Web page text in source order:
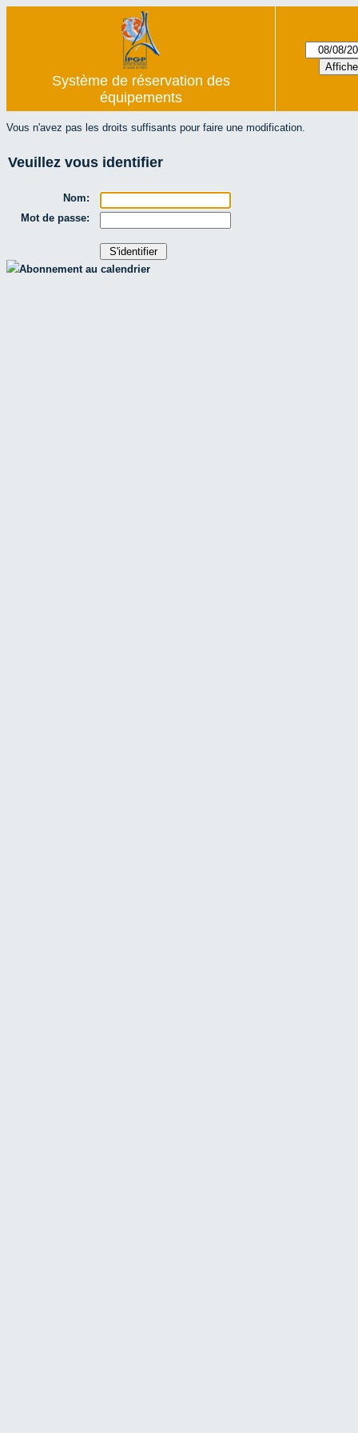
Système de réservation des
équipements
Vous n'avez pas les droits suffisants pour faire une modification.
Veuillez vous identifier
Nom:
Mot de passe:
Abonnement au calendrier